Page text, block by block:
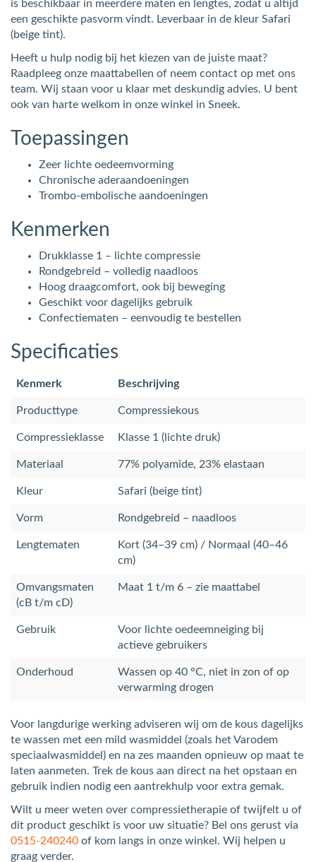
is beschikbaar in meerdere maten en lengtes, zodat u altijd
een geschikte pasvorm vindt. Leverbaar in de kleur Safari
(beige tint).
Heeft u hulp nodig bij het kiezen van de juiste maat?
Raadpleeg onze maattabellen of neem contact op met ons
team. Wij staan voor u klaar met deskundig advies. U bent
ook van harte welkom in onze winkel in Sneek.
Toepassingen
Zeer lichte oedeemvorming
Chronische aderaandoeningen
Trombo-embolische aandoeningen
Kenmerken
Drukklasse 1 – lichte compressie
Rondgebreid – volledig naadloos
Hoog draagcomfort, ook bij beweging
Geschikt voor dagelijks gebruik
Confectiematen – eenvoudig te bestellen
Specificaties
Kenmerk Beschrijving
Producttype Compressiekous
Compressieklasse Klasse 1 (lichte druk)
Materiaal 77% polyamide, 23% elastaan
Kleur Safari (beige tint)
Vorm Rondgebreid – naadloos
Lengtematen
Kort (34–39 cm) / Normaal (40–46
cm)
Omvangsmaten
(cB t/m cD)
Maat 1 t/m 6 – zie maattabel
Gebruik
Voor lichte oedeemneiging bij
actieve gebruikers
Onderhoud
Wassen op 40 °C, niet in zon of op
verwarming drogen
Voor langdurige werking adviseren wij om de kous dagelijks
te wassen met een mild wasmiddel (zoals het Varodem
speciaalwasmiddel) en na zes maanden opnieuw op maat te
laten aanmeten. Trek de kous aan direct na het opstaan en
gebruik indien nodig een aantrekhulp voor extra gemak.
Wilt u meer weten over compressietherapie of twijfelt u of
dit product geschikt is voor uw situatie? Bel ons gerust via
0515‑240240 of kom langs in onze winkel. Wij helpen u
graag verder.